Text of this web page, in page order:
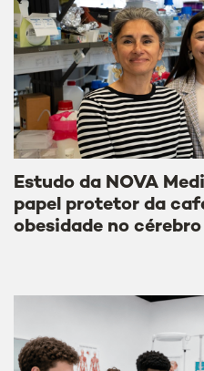
Estudo da NOVA
papel protetor da
obesidade no cérebro